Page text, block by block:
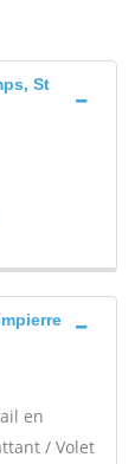
St
en
/ Volet